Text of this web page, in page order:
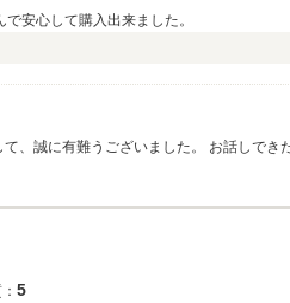
安心して購入出来ました。
、誠に有難うございました。 お話しで
5